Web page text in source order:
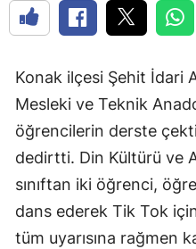
Konak ilçesi Şehit İdari
Mesleki ve Teknik
öğrencilerin derste
dedirtti. Din Kültürü ve
sınıftan iki öğrenci,
dans ederek Tik Tok
tüm uyarısına rağmen